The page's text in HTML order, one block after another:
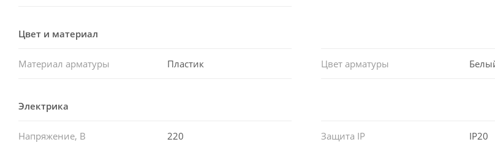
Цвет и материал
Материал арматуры Пластик Цвет арматуры
Электрика
Напряжение, В 220 Защита IP IP20